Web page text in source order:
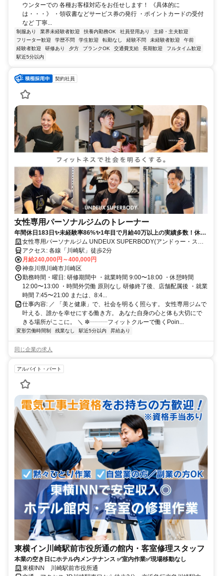
ウンターでの 各種お客様対応をお任せします！ 《具体的に
は・・・》 ・領収書などサービス券の発行 ・ポイントカードの受付
など 丁寧...
制服あり 業界未経験者歓迎 扶養内勤務OK 社員登用あり
主婦・主夫歓迎
フリーター歓迎
学歴不問 学生歓迎 転勤なし 経験不問 未経験者歓迎
午前
経験者歓迎
研修あり 夕方 ブランクOK 交通費支給 長期歓迎
フルタイム歓迎
駅近5分以内
契約社員
女性専用パーソナルジムのトレーナー
年間休日183日✨未経験率86%✨1年目で月給40万以上の実績多数！休み
も、あなたの成長も、全力サポート！
女性専用パーソナルジム UNDEUX SUPERBODY(アンドゥー・スー
パーボディ)アクセス: 各線「川崎駅」徒歩2分
月給240,000円～400,000円
神奈川県川崎市川崎区
勤務時間・曜日: 研修期間中 ・就業時間 9:00〜18:00 ・休憩時間
12:00〜13:00 ・時間外労働 原則なし 研修終了後、店舗配属後 ・就業
時間 7:45〜21:00 または、8:4...
仕事内容: ／ 「美と健康」で、社会を明るく照らす。 女性専用ジムで
叶える、誰かを幸せにする働き方。 あなた自身の心と体も大切にで
きる場所がここに。 ＼ ✼┈┈┈フィットクルーで働くPoin...
変形労働時間制 残業なし 駅近5分以内 昇給あり
同じ企業の求人
アルバイト・パート
東横イン川崎駅前市役所通の館内・客室修理スタッフ
本業の空き日にホテル内メンテナンス ✅室内作業✅現場移動なし
東横INN 川崎駅前市役所通